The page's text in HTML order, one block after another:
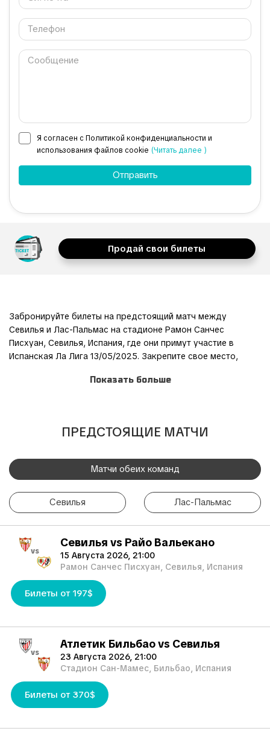
Я согласен с Политикой конфиденциальности и
использования файлов cookie (Читать далее )
Продай свои билеты
Забронируйте билеты на предстоящий матч между
Севилья и Лас-Пальмас на стадионе Рамон Санчес
Писхуан, Севилья, Испания, где они примут участие в
Испанская Ла Лига 13/05/2025. Закрепите свое место,
процесс заказа через нашу безопасную и удобную
захватывающего приключения и станьте частью действия!
позволяет вам сэкономить время и сосредоточиться на
подготовке к матчу. После того, как вы забронируете
электронную почту, что обеспечит беспроблемную
поездку.
Если вы не можете присутствовать на матче, вы также
можете продать свои билеты другому восторженному
болельщику. Просто заполните форму «Запрос на
продажу билетов», чтобы найти покупателя. Не пропустите
это невероятное событие!
Показать больше
ПРЕДСТОЯЩИЕ МАТЧИ
Матчи обеих команд
Севилья Лас-Пальмас
vs
Севилья vs Райо Вальекано
15 Августа 2026, 21:00
Рамон Санчес Писхуан, Севилья, Испания
Билеты от 197$
vs
Атлетик Бильбао vs Севилья
23 Августа 2026, 21:00
Стадион Сан-Мамес, Бильбао, Испания
Билеты от 370$